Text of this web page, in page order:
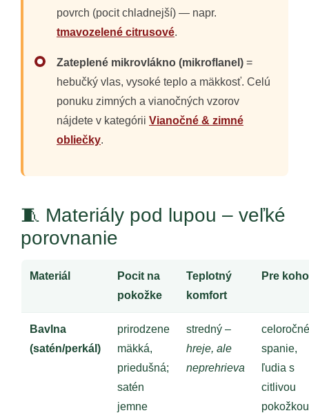
povrch (pocit chladnejší) — napr.
tmavozelené citrusové.
Zateplené mikrovlákno (mikroflanel) =
hebučký vlas, vysoké teplo a mäkkosť. Celú
ponuku zimných a vianočných vzorov
nájdete v kategórii Vianočné & zimné
obliečky.
🧵 Materiály pod lupou – veľké
porovnanie
Materiál
Pocit na
pokožke
Teplotný
komfort
Pre koho
Bavlna
(satén/perkál)
prirodzene
mäkká,
priedušná;
satén
jemne
stredný –
hreje, ale
neprehrieva
celoročné
spanie,
ľudia s
citlivou